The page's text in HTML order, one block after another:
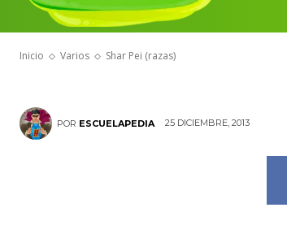
Inicio Varios Shar Pei (razas)
Shar Pei
POR ESCUELAPEDIA 25 DICIEMBRE, 2013